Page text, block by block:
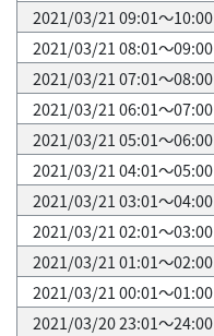
2021/03/21 09:01～10:00
2021/03/21 08:01～09:00
2021/03/21 07:01～08:00
2021/03/21 06:01～07:00
2021/03/21 05:01～06:00
2021/03/21 04:01～05:00
2021/03/21 03:01～04:00
2021/03/21 02:01～03:00
2021/03/21 01:01～02:00
2021/03/21 00:01～01:00
2021/03/20 23:01～24:00